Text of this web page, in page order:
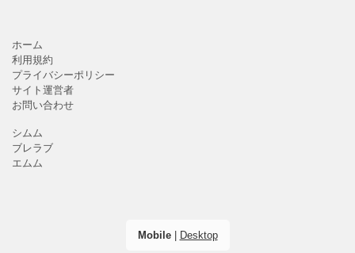
ホーム
利用規約
プライバシーポリシー
サイト運営者
お問い合わせ
シムム
ブレラブ
エムム
Mobile| Desktop